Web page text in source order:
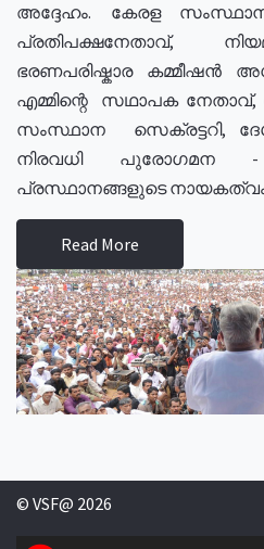
അദ്ദേഹം. കേരള
പ്രതിപക്ഷനേതാവ്,
ഭരണപരിഷ്കാര കമ്മീഷൻ
എമ്മിന്റെ സഥാപക
സംസ്ഥാന സെക്രട്ടറി,
നിരവധി
പ്രസ്ഥാനങ്ങളുടെ നായകത്വം
Read More
© VSF@ 2026